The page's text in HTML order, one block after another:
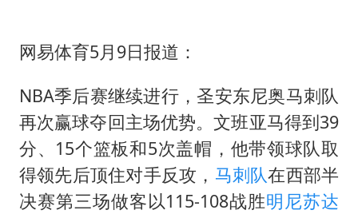
李云泽严重违纪违法
王力宏演唱会黄牛带观众藏匿被查获
四川宜宾市高县发生4.9级地震
江苏发布台风蓝色预警
“立秋的第一杯奶茶”又爆单了
网易体育5月9日报道：
NBA季后赛继续进行，圣安东尼奥马刺队
再次赢球夺回主场优势。文班亚马得到39
分、15个篮板和5次盖帽，他带领球队取
得领先后顶住对手反攻， 马刺队在西部半
决赛第三场做客以115-108战胜明尼苏达